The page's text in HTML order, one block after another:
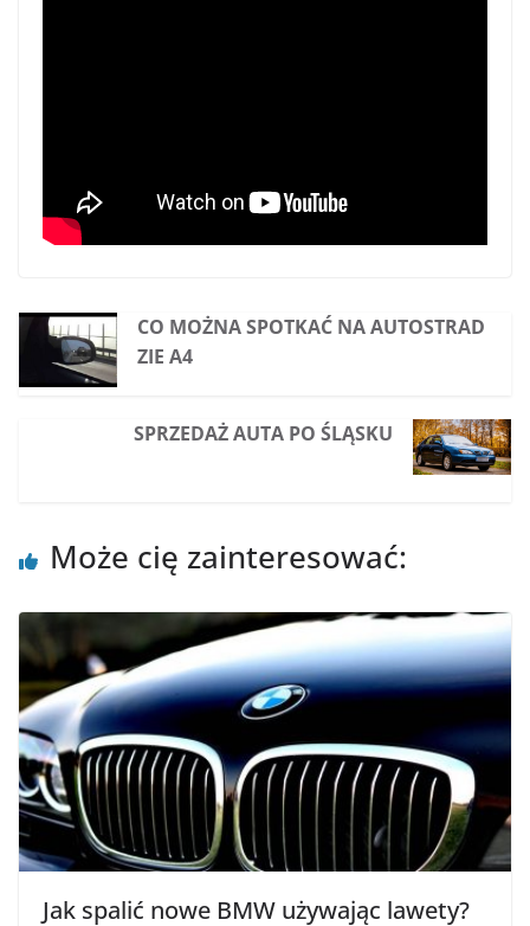
CO MOŻNA SPOTKAĆ NA AUTOSTRAD
ZIE A4
SPRZEDAŻ AUTA PO ŚLĄSKU
Może cię zainteresować:
Jak spalić nowe BMW używając lawety?